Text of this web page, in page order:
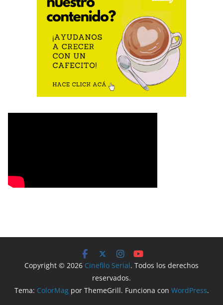
Copyright © 2026 Cinefilo Serial. Todos los derechos
reservados.
Tema: ColorMagpor ThemeGrill. Funciona con WordPress.